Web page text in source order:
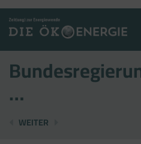
content
…
"HACK THE FUTURE"
WEITER